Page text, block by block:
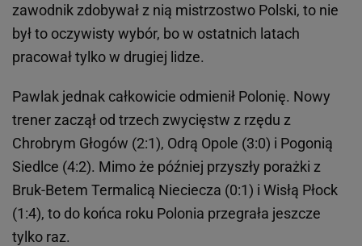
zawodnik zdobywał z nią mistrzostwo Polski, to nie
był to oczywisty wybór, bo w ostatnich latach
pracował tylko w drugiej lidze.
Pawlak jednak całkowicie odmienił Polonię. Nowy
trener zaczął od trzech zwycięstw z rzędu z
Chrobrym Głogów (2:1), Odrą Opole (3:0) i Pogonią
Siedlce (4:2). Mimo że później przyszły porażki z
Bruk-Betem Termalicą Nieciecza (0:1) i Wisłą Płock
(1:4), to do końca roku Polonia przegrała jeszcze
tylko raz.